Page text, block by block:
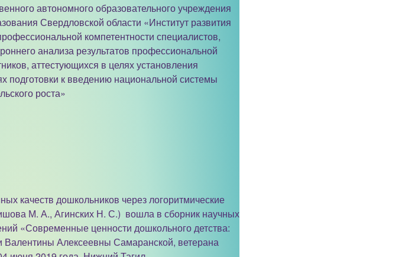
автономного образовательного учреждения
Свердловской области «Институт развития
компетентности специалистов,
анализа результатов профессиональной
аттестующихся в целях установления
подготовки к введению национальной системы
роста»
качеств дошкольников через логоритмические
М. А., Агинских Н. С.) вошла в сборник научных
«Современные ценности дошкольного детства:
Алексеевны Самаранской, ветерана